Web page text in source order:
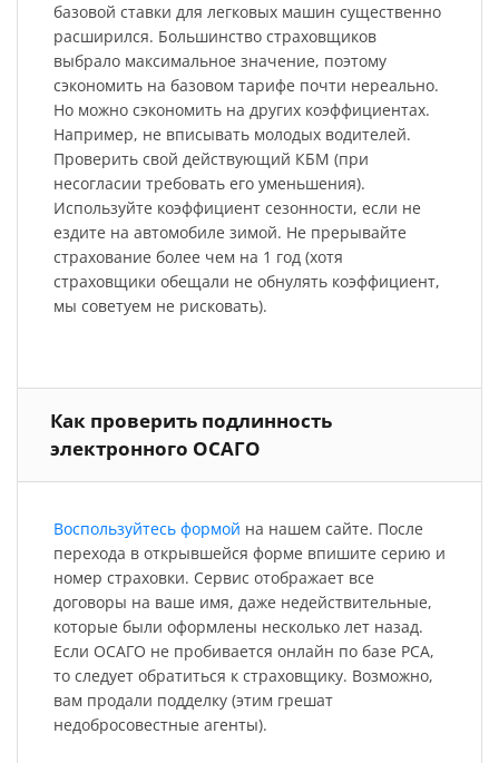
базовой ставки для легковых машин существенно
расширился. Большинство страховщиков
выбрало максимальное значение, поэтому
сэкономить на базовом тарифе почти нереально.
Но можно сэкономить на других коэффициентах.
Например, не вписывать молодых водителей.
Проверить свой действующий КБМ (при
несогласии требовать его уменьшения).
Используйте коэффициент сезонности, если не
ездите на автомобиле зимой. Не прерывайте
страхование более чем на 1 год (хотя
страховщики обещали не обнулять коэффициент,
мы советуем не рисковать).
Как проверить подлинность
электронного ОСАГО
Воспользуйтесь формой на нашем сайте. После
перехода в открывшейся форме впишите серию и
номер страховки. Сервис отображает все
договоры на ваше имя, даже недействительные,
которые были оформлены несколько лет назад.
Если ОСАГО не пробивается онлайн по базе РСА,
то следует обратиться к страховщику. Возможно,
вам продали подделку (этим грешат
недобросовестные агенты).